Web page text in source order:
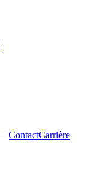
ContactCarrière